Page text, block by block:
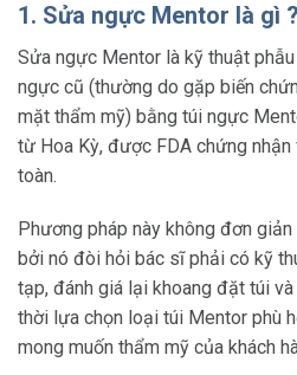
1. Sửa ngực Mentor là gì ?
Sửa ngực Mentor là kỹ thuật
ngực cũ (thường do gặp biến
mặt thẩm mỹ) bằng túi ngực
từ Hoa Kỳ, được FDA chứng
toàn.
Phương pháp này không đơn
bởi nó đòi hỏi bác sĩ phải có kỹ
tạp, đánh giá lại khoang đặt túi
thời lựa chọn loại túi Mentor phù
mong muốn thẩm mỹ của khách